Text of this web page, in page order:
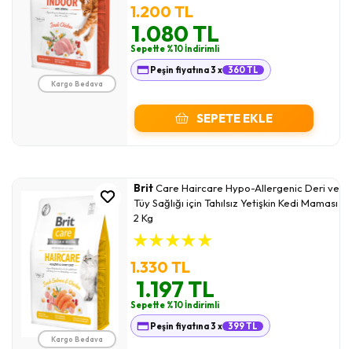
Kargo Bedava
1.200 TL
1.080 TL
Sepette %10 İndirimli
Peşin fiyatına 3 x 360 TL
SEPETE EKLE
Kargo Bedava
BritCare Haircare Hypo-Allergenic Deri ve
Tüy Sağlığı için Tahılsız Yetişkin Kedi Maması
2 Kg
★★★★★
1.330 TL
1.197 TL
Sepette %10 İndirimli
Peşin fiyatına 3 x 399 TL